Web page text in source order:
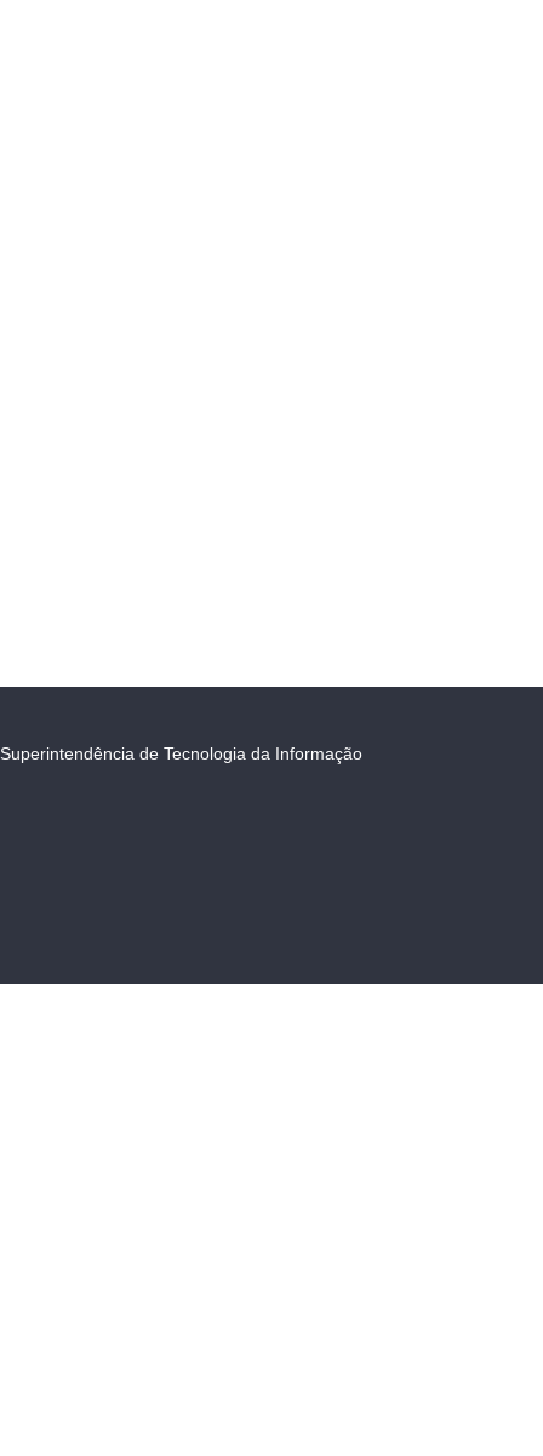
Superintendência de Tecnologia da Informação